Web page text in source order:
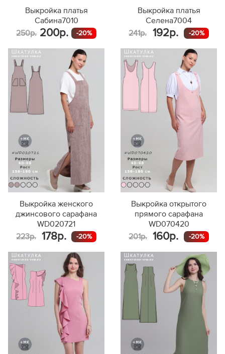
Выкройка платья
Сабина7010
250р. 200р. -20%
Выкройка платья
Селена7004
241р.
192р. -20%
Выкройка женского
джинсового сарафана
WD020721
223р.
178р. -20%
Выкройка открытого
прямого сарафана
WD070420
201р.
160р. -20%